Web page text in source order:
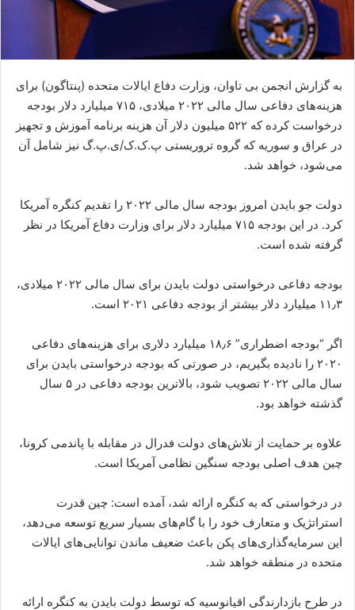
به گزارش انجمن بی تاوان، وزارت دفاع ایالات متحده (پنتاگون) برای
هزینه‌های دفاعی سال مالی ۲۰۲۲ میلادی، ۷۱۵ میلیارد دلار بودجه
درخواست کرده که ۵۲۲ میلیون دلار آن هزینه برنامه آموزش و تجهیز
در عراق و سوریه که گروه تروریستی پ.ک.ک/ی.پ.گ نیز شامل آن
می‌شود، خواهد شد.
دولت جو بایدن امروز بودجه سال مالی ۲۰۲۲ را تقدیم کنگره آمریکا
کرد. در این بودجه ۷۱۵ میلیارد دلار برای وزارت دفاع آمریکا در نظر
گرفته شده است.
بودجه دفاعی درخواستی دولت بایدن برای سال مالی ۲۰۲۲ میلادی،
۱۱٫۳ میلیارد دلار بیشتر از بودجه دفاعی ۲۰۲۱ است.
اگر “بودجه اضطراری” ۱۸٫۶ میلیارد دلاری برای هزینه‌های دفاعی
۲۰۲۰ را نادیده بگیریم، در صورتی که بودجه درخواستی بایدن برای
سال مالی ۲۰۲۲ تصویب شود، بالاترین بودجه دفاعی در ۵ سال
گذشته خواهد بود.
علاوه بر حمایت از تلاش‌های دولت فدرال در مقابله با پاندمی کرونا،
چین هدف اصلی بودجه سنگین نظامی آمریکا است.
در درخواستی که به کنگره ارائه شد، آمده است: چین قدرت
استراتژیک و متعارف خود را با گام‌های بسیار سریع توسعه می‌دهد،
این سرمایه‌گذاری‌های پکن باعث ضعیف ماندن توانایی‌های ایالات
متحده در منطقه خواهد شد.
در طرح بازدارندگی اقیانوسیه که توسط دولت بایدن به کنگره ارائه